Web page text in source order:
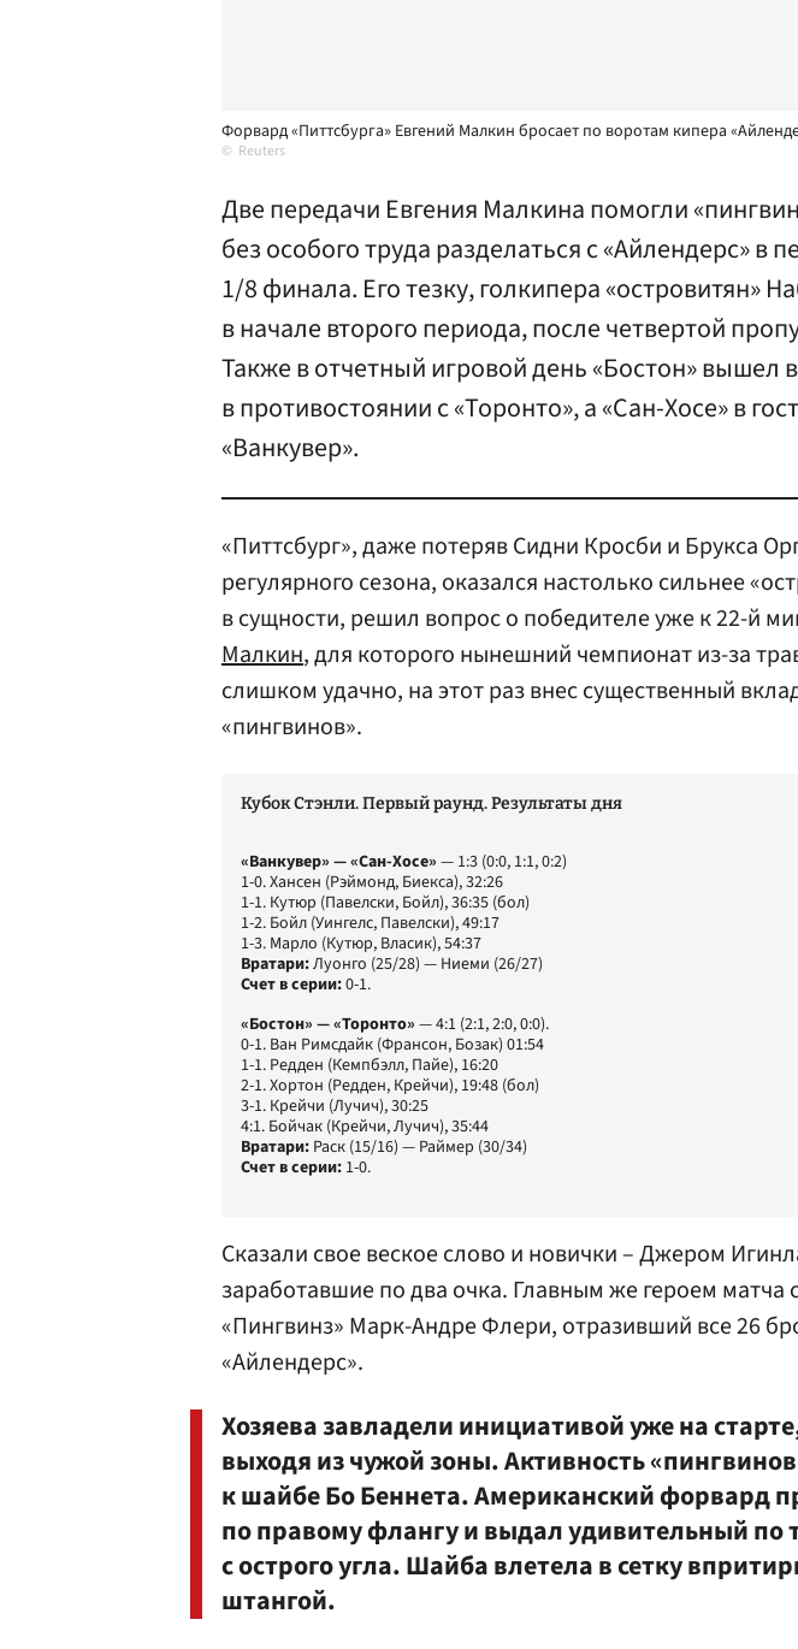
Форвард «Питтсбурга» Евгений Малкин бросает по воротам кипера
Reuters
Две передачи Евгения Малкина помогли
без особого труда разделаться с «Айлендерс» в
1/8 финала. Его тезку, голкипера «островитян»
в начале второго периода, после четвертой
Также в отчетный игровой день «Бостон» вышел
в противостоянии с «Торонто», а «Сан-Хосе» в
«Ванкувер».
«Питтсбург», даже потеряв Сидни Кросби и Брукса
регулярного сезона, оказался настолько сильнее
в сущности, решил вопрос о победителе уже к 22-й
Малкин, для которого нынешний чемпионат из-за
слишком удачно, на этот раз внес существенный
«пингвинов».
Кубок Стэнли. Первый раунд. Результаты дня
«Ванкувер» — «Сан-Хосе» — 1:3 (0:0, 1:1, 0:2)
1-0. Хансен (Рэймонд, Биекса), 32:26
1-1. Кутюр (Павелски, Бойл), 36:35 (бол)
1-2. Бойл (Уингелс, Павелски), 49:17
1-3. Марло (Кутюр, Власик), 54:37
Вратари:Луонго (25/28) — Ниеми (26/27)
Счет в серии:0-1.
«Бостон» — «Торонто» — 4:1 (2:1, 2:0, 0:0).
0-1. Ван Римсдайк (Франсон, Бозак) 01:54
1-1. Редден (Кемпбэлл, Пайе), 16:20
2-1. Хортон (Редден, Крейчи), 19:48 (бол)
3-1. Крейчи (Лучич), 30:25
4:1. Бойчак (Крейчи, Лучич), 35:44
Вратари: Раск (15/16) — Раймер (30/34)
Счет в серии: 1-0.
Сказали свое веское слово и новички –Джером
заработавшие по два очка. Главным же героем матча
«Пингвинз» Марк-Андре Флери, отразивший все 26
«Айлендерс».
Хозяева завладели инициативой уже на
выходя из чужой зоны. Активность
к шайбе Бо Беннета. Американский форвард
по правому флангу и выдал удивительный по
с острого угла. Шайба влетела в сетку
штангой.